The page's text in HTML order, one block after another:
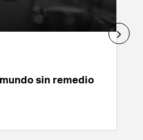
sin remedio